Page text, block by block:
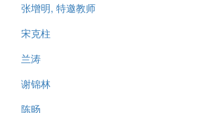
张增明, 特邀教师
宋克柱
兰涛
谢锦林
陈旸